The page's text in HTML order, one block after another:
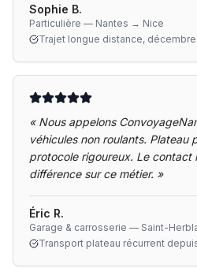
Sophie B.
Particulière — Nantes → Nice
Trajet longue distance, décembre
« Nous appelons
véhicules non roulants. Plateau
protocole rigoureux. Le contact
différence sur ce métier. »
Éric R.
Garage & carrosserie — Saint-
Transport plateau récurrent